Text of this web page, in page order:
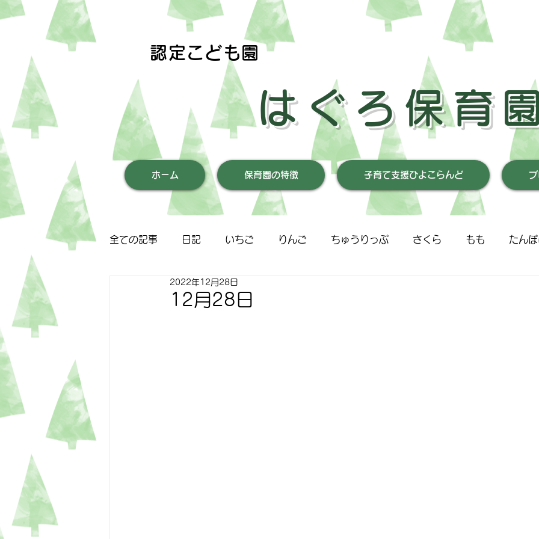
認定こども園
はぐろ保育
ホーム 保育園の特徴 子育て支援ひよこらんど
全ての記事 日記 いちご りんご ちゅうりっぷ さくら もも たん
すずらん ゆり
12月28日
2022年12月28日